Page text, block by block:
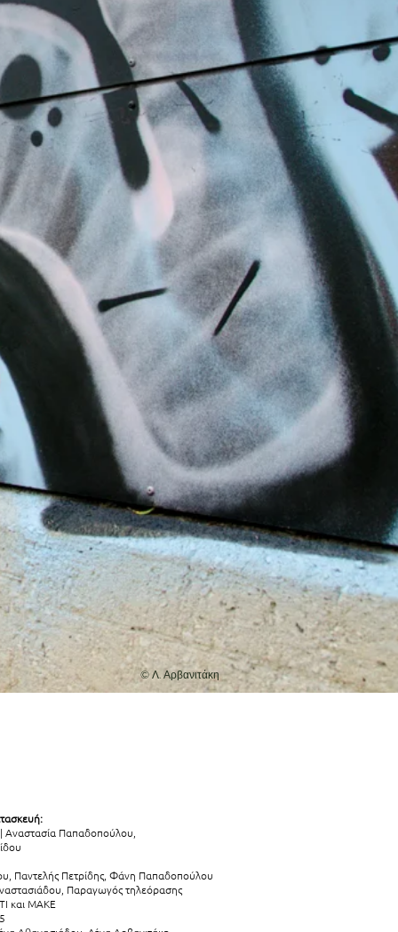
© Λ. Αρβανιτάκη
| Αναστασία Παπαδοπούλου,
Παντελής Πετρίδης, Φάνη Παπαδοπούλου
Παραγωγός τηλεόρασης
και ΜΑΚΕ